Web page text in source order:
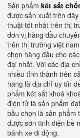
Sản phẩm két sắt
được sản xuất trên
thuật tốt nhất trên thị
đơn vị hàng đầu
trên thị trường việt
chọn hàng đầu cho
đại nhất. Với các địa
nhiều tỉnh thành trên
hãng là địa chỉ uy tín
phẩm két sắt khoá
điện tử là sản phẩm
bầu chọn là sản phẩm
được sơn tĩnh điện bề
bánh xe di động.